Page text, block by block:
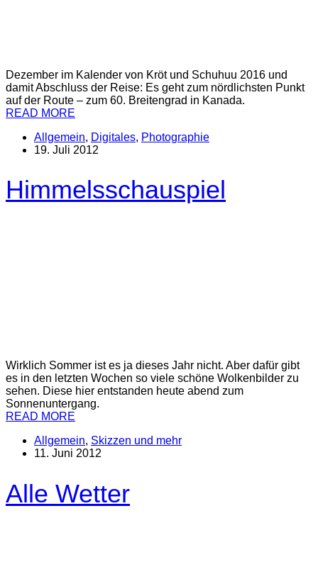
Dezember im Kalender von Kröt und Schuhuu 2016 und
damit Abschluss der Reise: Es geht zum nördlichsten Punkt
auf der Route – zum 60. Breitengrad in Kanada.
READ MORE
Allgemein, Digitales, Photographie
19. Juli 2012
Himmelsschauspiel
Wirklich Sommer ist es ja dieses Jahr nicht. Aber dafür gibt
es in den letzten Wochen so viele schöne Wolkenbilder zu
sehen. Diese hier entstanden heute abend zum
Sonnenuntergang.
READ MORE
Allgemein, Skizzen und mehr
11. Juni 2012
Alle Wetter